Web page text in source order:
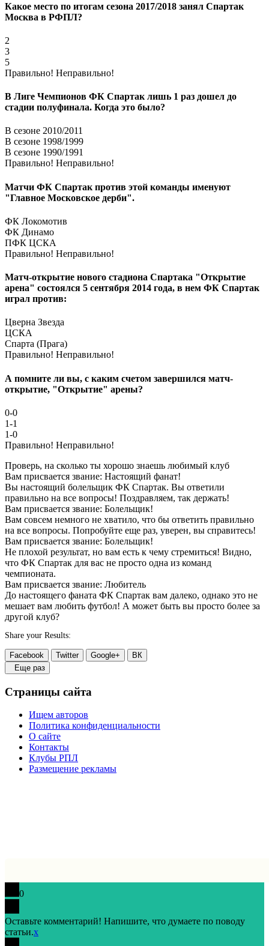
Какое место по итогам сезона 2017/2018 занял Спартак
Москва в РФПЛ?
2
3
5
Правильно! Неправильно!
В Лиге Чемпионов ФК Спартак лишь 1 раз дошел до
стадии полуфинала. Когда это было?
В сезоне 2010/2011
В сезоне 1998/1999
В сезоне 1990/1991
Правильно! Неправильно!
Матчи ФК Спартак против этой команды именуют
"Главное Московское дерби".
ФК Локомотив
ФК Динамо
ПФК ЦСКА
Правильно! Неправильно!
Матч-открытие нового стадиона Спартака "Открытие
арена" состоялся 5 сентября 2014 года, в нем ФК Спартак
играл против:
Цверна Звезда
ЦСКА
Спарта (Прага)
Правильно! Неправильно!
А помните ли вы, с каким счетом завершился матч-
открытие, "Открытие" арены?
0-0
1-1
1-0
Правильно! Неправильно!
Проверь, на сколько ты хорошо знаешь любимый клуб
Вам присвается звание: Настоящий фанат!
Вы настоящий болельщик ФК Спартак. Вы ответили
правильно на все вопросы! Поздравляем, так держать!
Вам присвается звание: Болельщик!
Вам совсем немного не хватило, что бы ответить правильно
на все вопросы. Попробуйте еще раз, уверен, вы справитесь!
Вам присвается звание: Болельщик!
Не плохой результат, но вам есть к чему стремиться! Видно,
что ФК Спартак для вас не просто одна из команд
чемпионата.
Вам присвается звание: Любитель
До настоящего фаната ФК Спартак вам далеко, однако это не
мешает вам любить футбол! А может быть вы просто более за
другой клуб?
Share your Results:
Facebook Twitter Google+
ВК
Еще раз
Страницы сайта
Ищем авторов
Политика конфиденциальности
О сайте
Контакты
Клубы РПЛ
Размещение рекламы
0
Оставьте комментарий! Напишите, что думаете по поводу
статьи.x